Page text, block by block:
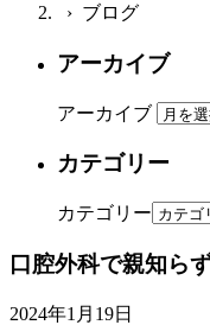
› ブログ
アーカイブ
アーカイブ
カテゴリー
カテゴリー
口腔外科で親知ら
2024年1月19日